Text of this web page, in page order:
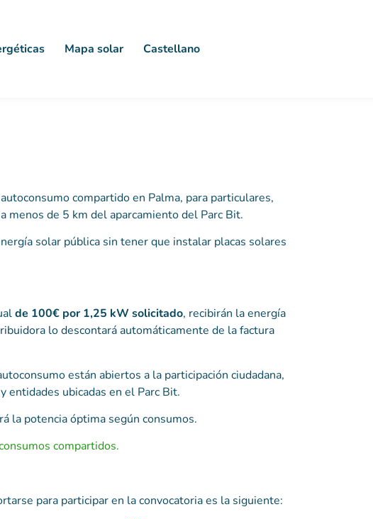
Mapa solar Castellano
compartido en Palma, para particulares,
menos de 5 km del aparcamiento del Parc Bit.
solar pública sin tener que instalar placas solares
de 100€ por 1,25 kWsolicitado, recibirán la energía
lo descontará automáticamente de la factura
están abiertos a la participación ciudadana,
entidades ubicadas en el Parc Bit.
la potencia óptima según consumos.
compartidos.
para participar en la convocatoria es la siguiente: